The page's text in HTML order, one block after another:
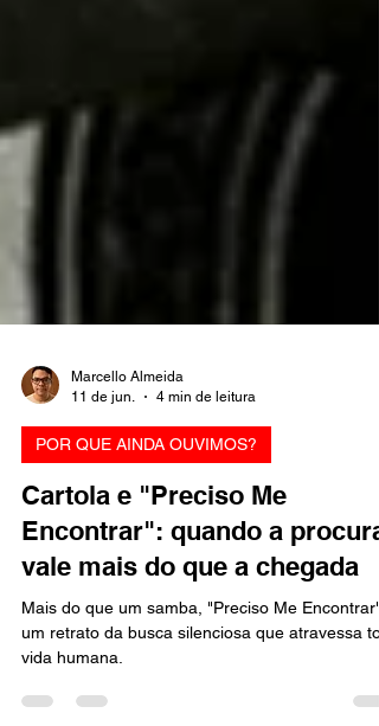
Marcello Almeida
11 de jun.
4 min de leitura
POR QUE AINDA OUVIMOS?
Cartola e "Preciso Me
Encontrar": quando a procura
vale mais do que a chegada
Mais do que um samba, "Preciso Me Encontrar"
vida humana.